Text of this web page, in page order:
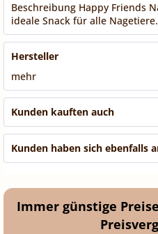
Beschreibung Happy Friends
ideale Snack für alle
Hersteller
mehr
Kunden kauften auch
Kunden haben sich ebenfalls
Immer günstige